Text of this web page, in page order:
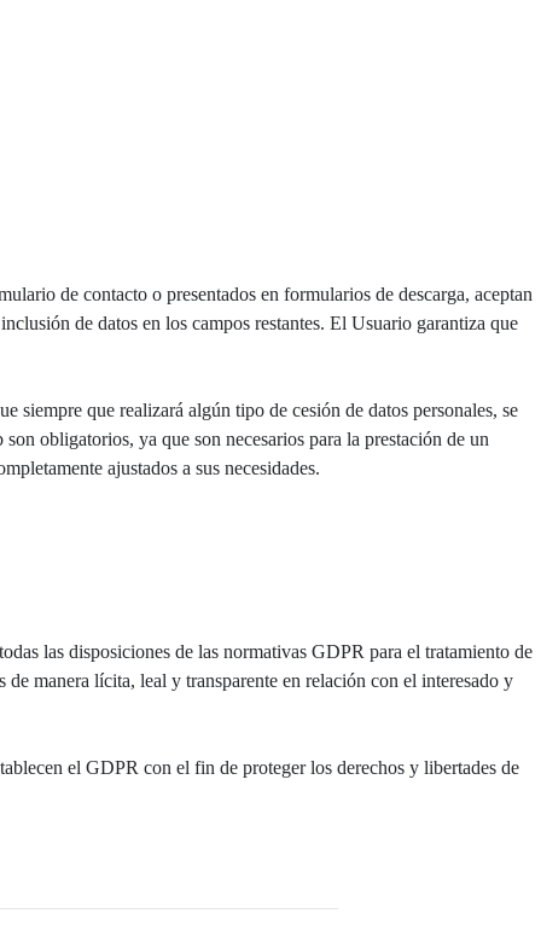
de contacto o presentados en formularios de descarga, aceptan
de datos en los campos restantes. El Usuario garantiza que
siempre que realizará algún tipo de cesión de datos personales, se
obligatorios, ya que son necesarios para la prestación de un
ajustados a sus necesidades.
las disposiciones de las normativas GDPR para el tratamiento de
manera lícita, leal y transparente en relación con el interesado y
el GDPR con el fin de proteger los derechos y libertades de